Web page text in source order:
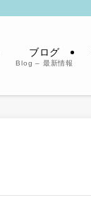
ブログ
Blog – 最新情報